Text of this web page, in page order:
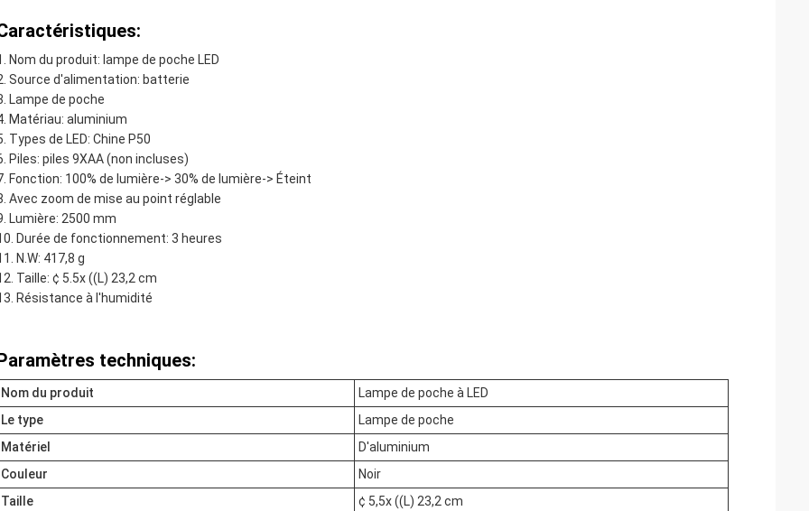
Nom du produit: lampe de poche LED
Source d'alimentation: batterie
Lampe de poche
Matériau: aluminium
Types de LED: Chine P50
Piles: piles 9XAA (non incluses)
Fonction: 100% de lumière-> 30% de lumière-> Éteint
Avec zoom de mise au point réglable
Lumière: 2500 mm
Durée de fonctionnement: 3 heures
N.W: 417,8 g
Taille: ¢ 5.5x ((L) 23,2 cm
Résistance à l'humidité
techniques:
Nom du produit
Lampe de poche à LED
Le type
Lampe de poche
Matériel
D'aluminium
Couleur
Noir
Taille
¢ 5,5x ((L) 23,2 cm